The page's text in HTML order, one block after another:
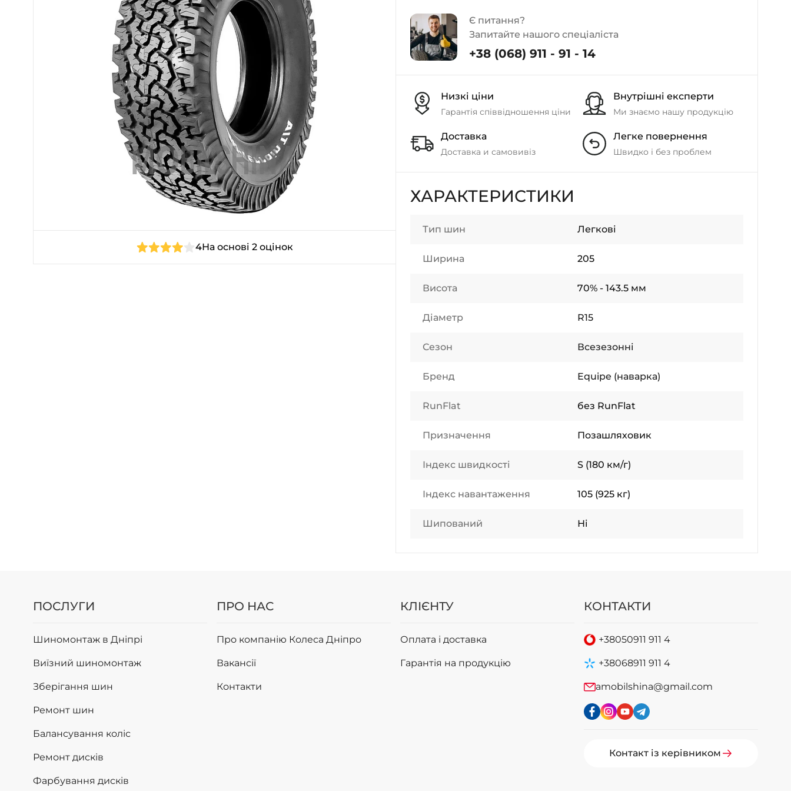
+38 (099)-643-33-77
- Тополь
- Калинова
4На основі 2 оцінок
Є питання?
Запитайте нашого спеціаліста
+38 (068) 911 - 91 - 14
Низкі ціни
Гарантія співвідношення ціни
Внутрішні експерти
Ми знаємо нашу продукцію
Доставка
Доставка и самовивіз
Легке повернення
Швидко і без проблем
ХАРАКТЕРИСТИКИ
Тип шин Легкові
Ширина 205
Висота 70% - 143.5 мм
Діаметр R15
Сезон Всезезонні
Бренд Equipe (наварка)
RunFlat без RunFlat
Призначення Позашляховик
Індекс швидкості S (180 км/г)
Індекс навантаження 105 (925 кг)
Шипований Ні
ПОСЛУГИ
Шиномонтаж в Дніпрі
Виїзний шиномонтаж
Зберігання шин
Ремонт шин
Балансування коліс
Ремонт дисків
Фарбування дисків
ПРО НАС
Про компанію Колеса Дніпро
Вакансії
Контакти
КЛІЄНТУ
Оплата і доставка
Гарантія на продукцію
КОНТАКТИ
+38050911 911 4
+38068911 911 4
amobilshina@gmail.com
Контакт із керівником